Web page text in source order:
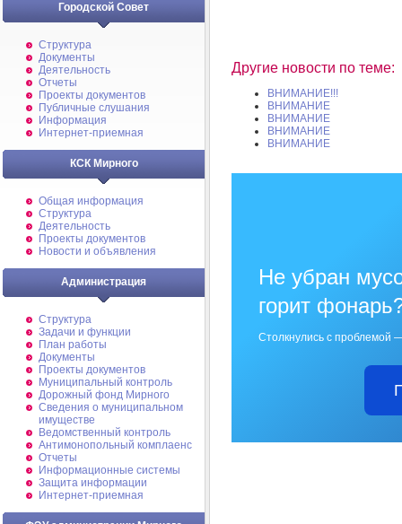
Городской Совет
Структура
Документы
Деятельность
Отчеты
Проекты документов
Публичные слушания
Информация
Интернет-приемная
КСК Мирного
Общая информация
Структура
Деятельность
Проекты документов
Новости и объявления
Администрация
Структура
Задачи и функции
План работы
Документы
Проекты документов
Муниципальный контроль
Дорожный фонд Мирного
Cведения о муниципальном
имуществе
Ведомственный контроль
Антимонопольный комплаенс
Отчеты
Информационные системы
Защита информации
Интернет-приемная
Другие новости по теме:
ВНИМАНИЕ!!!
ВНИМАНИЕ
ВНИМАНИЕ
ВНИМАНИЕ
ВНИМАНИЕ
Не убран
горит
Столкнулись с проблемой